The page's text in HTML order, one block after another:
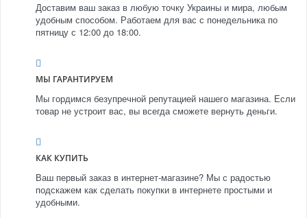
Доставим ваш заказ в любую точку Украины и мира, любым
удобным способом. Работаем для вас с понедельника по
пятницу с 12:00 до 18:00.
МЫ ГАРАНТИРУЕМ
Мы гордимся безупречной репутацией нашего магазина. Если
товар не устроит вас, вы всегда сможете вернуть деньги.
КАК КУПИТЬ
Ваш первый заказ в интернет-магазине? Мы с радостью
подскажем как сделать покупки в интернете простыми и
удобными.